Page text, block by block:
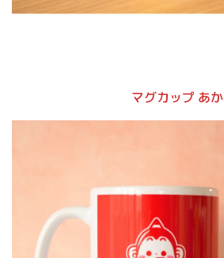
マグカップ あか